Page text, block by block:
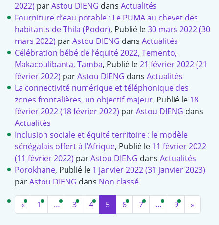
2022) parAstou DIENG dans Actualités
Fourniture d’eau potable : Le PUMA au chevet des
habitants de Thila (Podor), Publié le30 mars 2022(30
mars 2022) parAstou DIENG dans Actualités
Célébration bébé de l’équité 2022, Temento,
Makacoulibanta, Tamba, Publié le21 février 2022(21
février 2022) parAstou DIENG dans Actualités
La connectivité numérique et téléphonique des
zones frontalières, un objectif majeur, Publié le 18
février 2022(18 février 2022) parAstou DIENG dans
Actualités
Inclusion sociale et équité territoire : le modèle
sénégalais offert à l’Afrique, Publié le 11 février 2022
(11 février 2022) parAstou DIENG dans Actualités
Porokhane, Publié le 1 janvier 2022(31 janvier 2023)
parAstou DIENG dans Non classé
«Précédent
1 … 3 4 5 6 7 … 9 »